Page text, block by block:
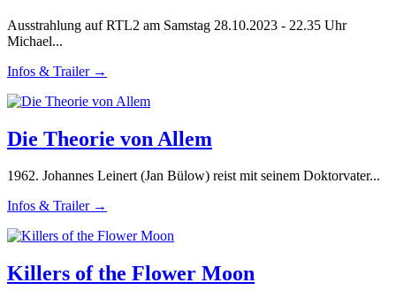
Ausstrahlung auf RTL2 am Samstag 28.10.2023 - 22.35 Uhr
Michael...
Infos & Trailer →
Die Theorie von Allem
1962. Johannes Leinert (Jan Bülow) reist mit seinem Doktorvater...
Infos & Trailer →
Killers of the Flower Moon